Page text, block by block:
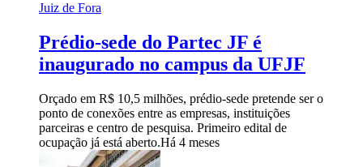
Juiz de Fora
Prédio-sede do Partec JF é
inaugurado no campus da UFJF
Orçado em R$ 10,5 milhões, prédio-sede pretende ser o
ponto de conexões entre as empresas, instituições
parceiras e centro de pesquisa. Primeiro edital de
ocupação já está aberto.Há 4 meses